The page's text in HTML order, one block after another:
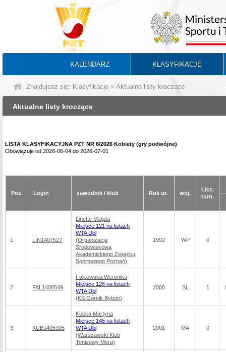
KALENDARZ KLASYFIKACJE
Znajdujesz się: Klasyfikacje > Aktualne listy kroczące
Aktualne listy kroczące
LISTA KLASYFIKACYJNA PZT NR 6/2026 Kobiety (gry podwójne)
Obowiązuje od 2026-06-04 do 2026-07-01
Poz. Login zawodnik / klub Rok ur. woj.
Licz.
turn.
1 LIN1407527
Linette Magda
Miejsce 121 na listach
WTA Dbl
(Organizacja
Środowiskowa
Akademickiego Związku
Sportowego Poznań)
1992 WP 0
2 FAL1408549
Falkowska Weronika
Miejsce 126 na listach
WTA Dbl
(KS Górnik Bytom)
2000 SL 1
3 KUB1405905
Kubka Martyna
Miejsce 145 na listach
WTA Dbl
(Warszawski Klub
Tenisowy Mera)
2001 MA 0